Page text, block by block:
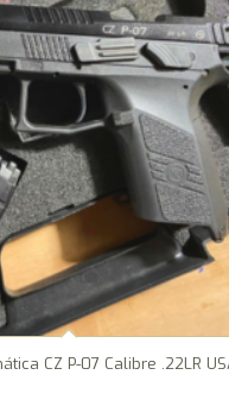
CZ P-07 Calibre .22LR